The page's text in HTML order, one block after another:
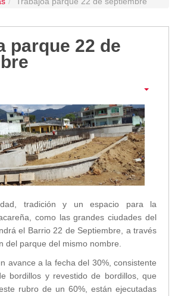
parque 22 de
tradición y un espacio para la
como las grandes ciudades del
el Barrio 22 de Septiembre, a través
del parque del mismo nombre.
avance a la fecha del 30%, consistente
bordillos y revestido de bordillos, que
rubro de un 60%, están ejecutadas